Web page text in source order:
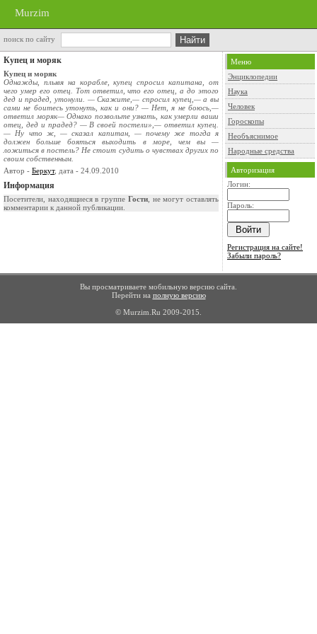
Murzim
поиск по сайту
Купец и моряк
Купец и моряк
Однажды, плывя на корабле, купец спросил капитана, от
чего умер его отец. Тот ответил, что его отец, а до этого
дед и прадед, утонули. — Скажите,— спросил купец,— а вы
сами не боитесь утонуть, как и они? — Нет, я не боюсь,—
ответил моряк— Однако позвольте узнать, как умерли ваши
отец, дед и прадед? — В своей постели»,— ответил купец.
— Ну что ж, — сказал капитан, — почему же тогда я
должен больше бояться выходить в море, чем вы —
ложиться в постель? Не стоит судить о чувствах других по
своим собственным.
Автор - Беркут, дата - 24.09.2010
Информация
Посетители, находящиеся в группе Гости, не могут оставлять
комментарии к данной публикации.
Меню
Энциклопедии
Наука
Человек
Гороскопы
Необъяснимое
Народные средства
Авторизация
Логин:
Пароль:
Регистрация на сайте!
Забыли пароль?
Вы просматриваете мобильную версию сайта.
Перейти на полную версию
© Murzim.Ru 2009-2015.